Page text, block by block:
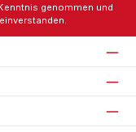
genommen und